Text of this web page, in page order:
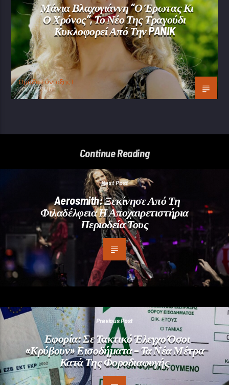
Μάνια Βλαχογιάννη “Ο Έρωτας Κι
Ο Χρόνος”, Το Νέο Της Τραγούδι
Κυκλοφορεί Από Την PANIK
Oμάδα Σύνταξης Ι
20/07/2026
Continue Reading
Next Post
Aerosmith: Ξεκίνησε Από Τη
Φιλαδέλφεια Η Αποχαιρετιστήρια
Περιοδεία Τους
Previous Post
Εφορία: Σε Τακτικό Έλεγχο Όσοι
«κρύβουν» Εισοδήματα – Τα Νέα Μέτρα
Κατά Της Φοροδιαφυγής